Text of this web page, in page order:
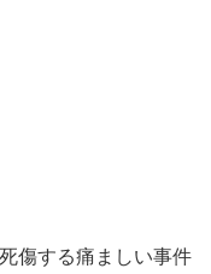
傷する痛ましい事件